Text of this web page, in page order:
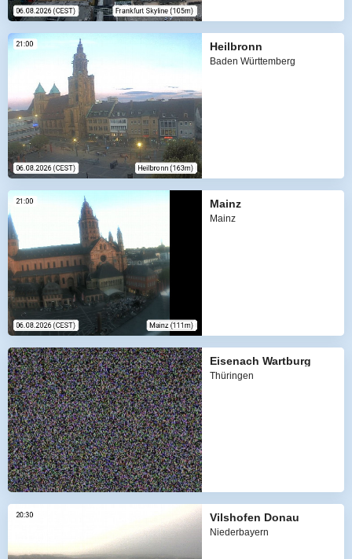
Heilbronn
Baden Württemberg
Mainz
Mainz
Eisenach Wartburg
Thüringen
Vilshofen Donau
Niederbayern